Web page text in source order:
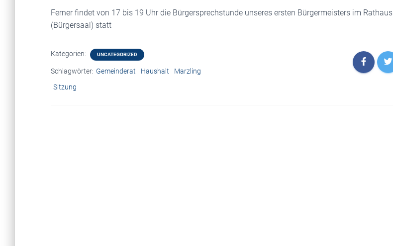
Ferner findet von 17 bis 19 Uhr die Bürgersprechstunde unseres ersten Bürgermeisters im Rathaus
(Bürgersaal) statt
Kategorien: UNCATEGORIZED
Schlagwörter: Gemeinderat Haushalt
Marzling
Sitzung